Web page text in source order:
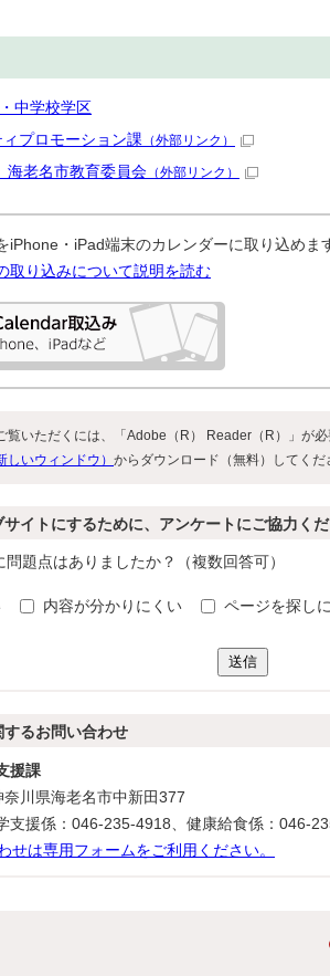
中学校学区
プロモーション課 （外部リンク）
海老名市教育委員会 （外部リンク）
iPhone・iPad端末のカレンダーに取り込めま
取り込みについて説明を読む
覧いただくには、「Adobe（R） Reader（R）」が
いウィンドウ） からダウンロード（無料）してくだ
イトにするために、アンケートにご協力くだ
問題点はありましたか？（複数回答可）
内容が分かりにくい ページを探し
送信
するお問い合わせ
援課
川県海老名市中新田377
援係：046-235-4918、健康給食係：046-
せは専用フォームをご利用ください。